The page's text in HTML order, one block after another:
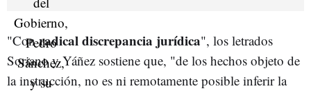
"Conradical discrepancia jurídica", los letrados
Soriano y Yáñez sostiene que, "de los hechos objeto de
la instrucción, no es ni remotamente posible inferir la